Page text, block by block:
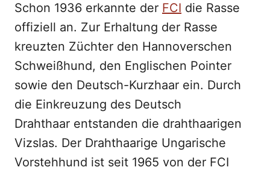
Schon 1936 erkannte der FCI die Rasse
offiziell an. Zur Erhaltung der Rasse
kreuzten Züchter den Hannoverschen
Schweißhund, den Englischen Pointer
sowie den Deutsch-Kurzhaar ein. Durch
die Einkreuzung des Deutsch
Drahthaar entstanden die drahthaarigen
Vizslas. Der Drahthaarige Ungarische
Vorstehhund ist seit 1965 von der FCI